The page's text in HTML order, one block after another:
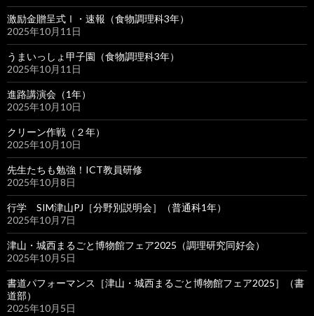
激励金贈呈式Ⅰ・速報（食物調理科3年）
2025年10月11日
うまいっしょ甲子園（食物調理科3年）
2025年10月11日
進路講演会（1年）
2025年10月10日
クリーン作戦（２年）
2025年10月10日
先生たちも勉強！ICT教員研修
2025年10月8日
行学 SIM津山PJ［分野別説明会］（普通科1年）
2025年10月7日
津山・城西まるごと博物館フェア2025（調理研究同好会）
2025年10月5日
書道パフォーマンス［津山・城西まるごと博物館フェア2025］（書
道部）
2025年10月5日